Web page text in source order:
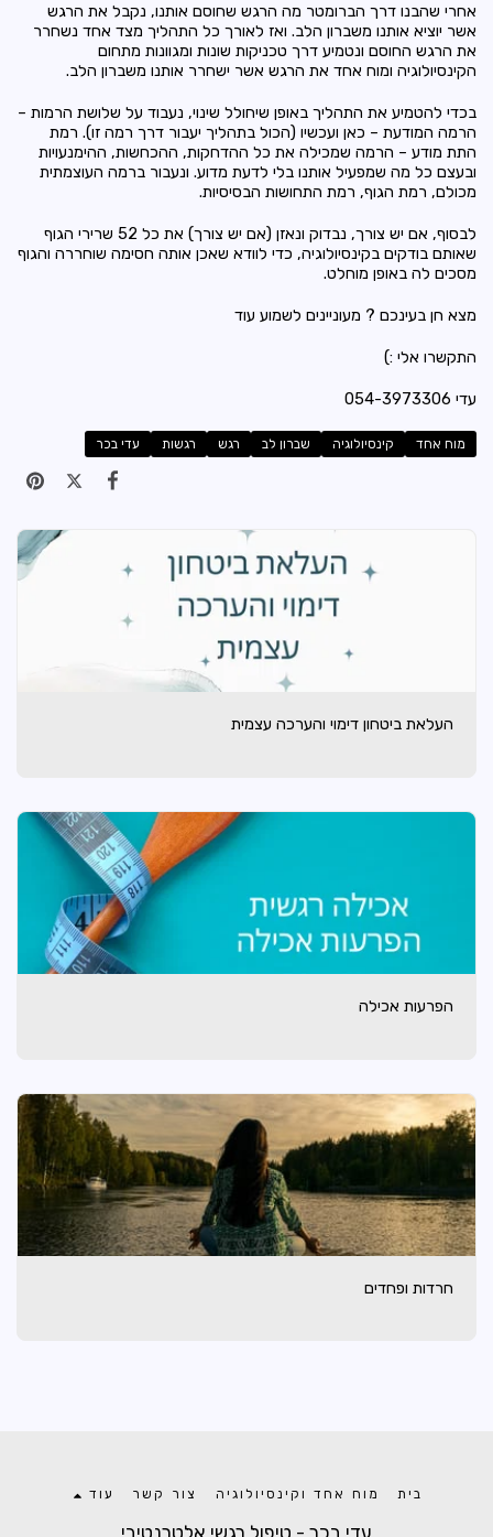
אחרי שהבנו דרך הברומטר מה הרגש שחוסם אותנו, נקבל את הרגש
אשר יוציא אותנו משברון הלב. ואז לאורך כל התהליך מצד אחד נשחרר
את הרגש החוסם ונטמיע דרך טכניקות שונות ומגוונות מתחום
הקינסיולוגיה ומוח אחד את הרגש אשר ישחרר אותנו משברון הלב.
בכדי להטמיע את התהליך באופן שיחולל שינוי, נעבוד על שלושת הרמות –
הרמה המודעת – כאן ועכשיו (הכול בתהליך יעבור דרך רמה זו). רמת
התת מודע – הרמה שמכילה את כל ההדחקות, ההכחשות, ההימנעויות
ובעצם כל מה שמפעיל אותנו בלי לדעת מדוע. ונעבור ברמה העוצמתית
מכולם, רמת הגוף, רמת התחושות הבסיסיות.
לבסוף, אם יש צורך, נבדוק ונאזן (אם יש צורך) את כל 52 שרירי הגוף
שאותם בודקים בקינסיולוגיה, כדי לוודא שאכן אותה חסימה שוחררה והגוף
מסכים לה באופן מוחלט.
מצא חן בעינכם ? מעוניינים לשמוע עוד
התקשרו אלי :)
עדי 054-3973306
מוח אחד קינסיולוגיה שברון לב רגש רגשות עדי בכר
העלאת ביטחון דימוי והערכה עצמית
הפרעות אכילה
חרדות ופחדים
עדי בכר - טיפול רגשי אלטרנטיבי
בית מוח אחד וקינסיולוגיה צור קשר עוד